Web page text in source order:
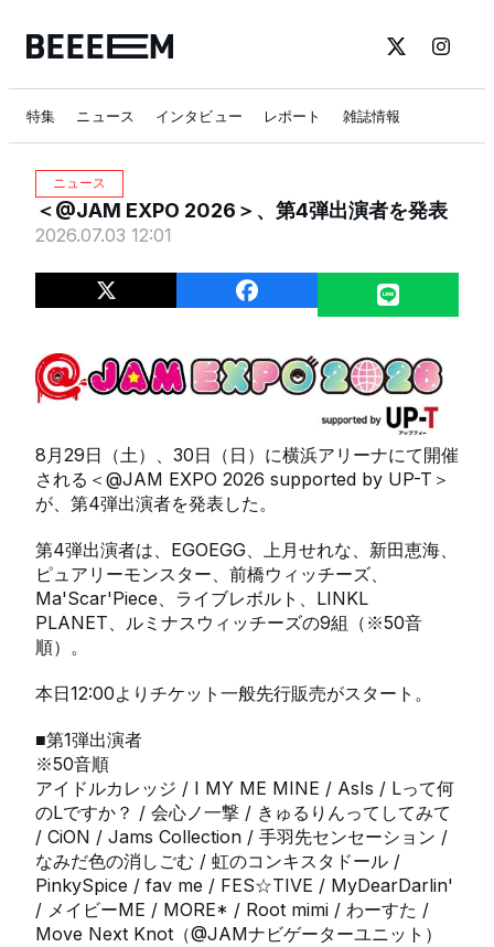
特集 ニュース インタビュー レポート 雑誌情報
ニュース
＜@JAM EXPO 2026＞、第4弾出演者を発表
2026.07.03 12:01
8月29日（土）、30日（日）に横浜アリーナにて開催
される＜@JAM EXPO 2026 supported by UP-T＞
が、第4弾出演者を発表した。
第4弾出演者は、EGOEGG、上月せれな、新田恵海、
ピュアリーモンスター、前橋ウィッチーズ、
Ma'Scar'Piece、ライブレボルト、LINKL
PLANET、ルミナスウィッチーズの9組（※50音
順）。
本日12:00よりチケット一般先行販売がスタート。
■第1弾出演者
※50音順
アイドルカレッジ / I MY ME MINE / AsIs / Lって何
のLですか？ / 会心ノ一撃 / きゅるりんってしてみて
/ CiON / Jams Collection / 手羽先センセーション /
なみだ色の消しごむ / 虹のコンキスタドール /
PinkySpice / fav me / FES☆TIVE / MyDearDarlin'
/ メイビーME / MORE* / Root mimi / わーすた /
Move Next Knot（@JAMナビゲーターユニット）